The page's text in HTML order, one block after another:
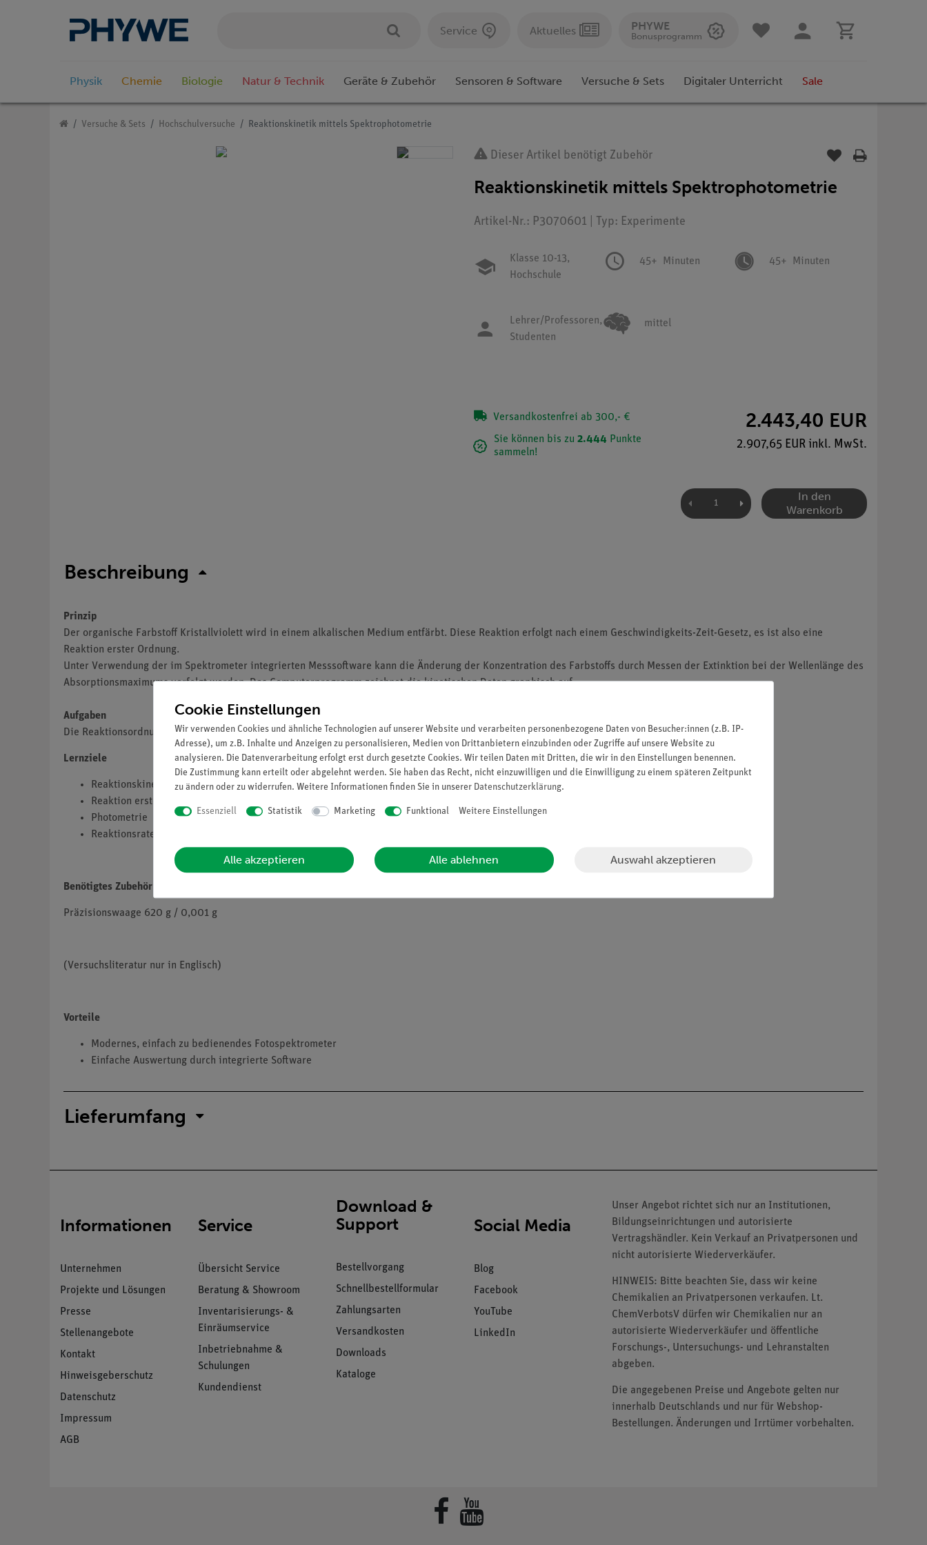
Service Aktuelles PHYWE
Bonusprogramm
Physik Chemie Biologie Natur & Technik Geräte & Zubehör Sensoren & Software Versuche & Sets Digitaler Unterricht Sale
Versuche & Sets Hochschulversuche Reaktionskinetik mittels Spektrophotometrie
Dieser Artikel benötigt Zubehör
Reaktionskinetik mittels Spektrophotometrie
Artikel-Nr.: P3070601 | Typ: Experimente
Klasse 10-13,
Hochschule
45+ Minuten 45+ Minuten
Lehrer/Professoren,
Studenten
mittel
Versandkostenfrei ab 300,- €
Sie können bis zu 2.444 Punkte
sammeln!
2.443,40 EUR
2.907,65 EUR inkl. MwSt.
In den
Warenkorb
Beschreibung
Prinzip
Der organische Farbstoff Kristallviolett wird in einem alkalischen Medium entfärbt. Diese Reaktion erfolgt nach einem Geschwindigkeits-Zeit-Gesetz, es ist also eine
Reaktion erster Ordnung.
Unter Verwendung der im Spektrometer integrierten Messsoftware kann die Änderung der Konzentration des Farbstoffs durch Messen der Extinktion bei der Wellenlänge des
Absorptionsmaximums verfolgt werden. Das Computerprogramm zeichnet die kinetischen Daten graphisch auf.
Aufgaben
Die Reaktionsordnung der Reaktion bei der Entfärbung von Kristallviolett ist zu bestimmen.
Lernziele
Reaktionskinetik
Reaktion erster Ordnung
Photometrie
Reaktionsrate
Benötigtes Zubehör
Präzisionswaage 620 g / 0,001 g
(Versuchsliteratur nur in Englisch)
Vorteile
Modernes, einfach zu bedienendes Fotospektrometer
Einfache Auswertung durch integrierte Software
Lieferumfang
Informationen
Unternehmen
Projekte und Lösungen
Presse
Stellenangebote
Kontakt
Hinweisgeberschutz
Datenschutz
Impressum
AGB
Service
Übersicht Service
Beratung & Showroom
Inventarisierungs- &
Einräumservice
Inbetriebnahme &
Schulungen
Kundendienst
Download &
Support
Bestellvorgang
Schnellbestellformular
Zahlungsarten
Versandkosten
Downloads
Kataloge
Social Media
Blog
Facebook
YouTube
LinkedIn
Unser Angebot richtet sich nur an Institutionen,
Bildungseinrichtungen und autorisierte
Vertragshändler. Kein Verkauf an Privatpersonen und
nicht autorisierte Wiederverkäufer.
HINWEIS: Bitte beachten Sie, dass wir keine
Chemikalien an Privatpersonen verkaufen. Lt.
ChemVerbotsV dürfen wir Chemikalien nur an
autorisierte Wiederverkäufer und öffentliche
Forschungs-, Untersuchungs- und Lehranstalten
abgeben.
Die angegebenen Preise und Angebote gelten nur
innerhalb Deutschlands und nur für Webshop-
Bestellungen. Änderungen und Irrtümer vorbehalten.
Cookie Einstellungen
Wir verwenden Cookies und ähnliche Technologien auf unserer Website und verarbeiten personenbezogene Daten von Besucher:innen (z.B. IP-
Adresse), um z.B. Inhalte und Anzeigen zu personalisieren, Medien von Drittanbietern einzubinden oder Zugriffe auf unsere Website zu
analysieren. Die Datenverarbeitung erfolgt erst durch gesetzte Cookies. Wir teilen Daten mit Dritten, die wir in den Einstellungen benennen.
Die Zustimmung kann erteilt oder abgelehnt werden. Sie haben das Recht, nicht einzuwilligen und die Einwilligung zu einem späteren Zeitpunkt
zu ändern oder zu widerrufen. Weitere Informationen finden Sie in unserer Daten­schutz­erklärung.
Essenziell Statistik Marketing Funktional Weitere Einstellungen
Alle akzeptieren Alle ablehnen Auswahl akzeptieren